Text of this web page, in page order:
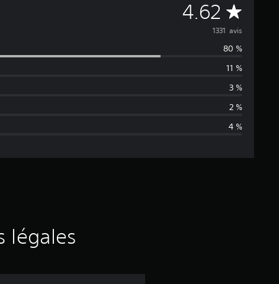
4.62 M
o
y
e
n
n
e
1331 avis
80 %
11 %
3 %
2 %
4 %
légales